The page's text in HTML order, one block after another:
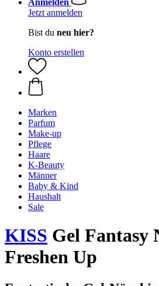
Anmelden
Jetzt anmelden
Bist du neu hier?
Konto erstellen
Marken
Parfum
Make-up
Pflege
Haare
K-Beauty
Männer
Baby & Kind
Haushalt
Sale
KISS Gel Fantasy
Freshen Up